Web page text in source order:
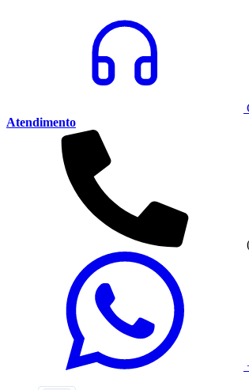
Atendimento